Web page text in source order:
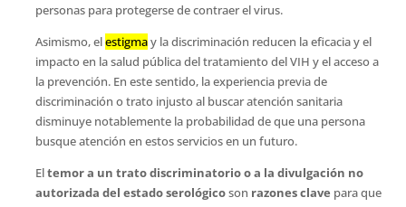
personas para protegerse de contraer el virus.
Asimismo, elestigmay la discriminación reducen la eficacia y el
impacto en la salud pública del tratamiento del VIH y el acceso a
la prevención. En este sentido, la experiencia previa de
discriminación o trato injusto al buscar atención sanitaria
disminuye notablemente la probabilidad de que una persona
busque atención en estos servicios en un futuro.
Eltemor a un trato discriminatorio o a la divulgación no
autorizada del estado serológicoson razonesclave para que